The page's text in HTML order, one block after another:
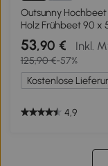
Outsunny Hochbeet
Holz Frühbeet 90 x
cm Gewächstisch mit
Abdeckung
Kräuterbeet
für Garten, Balkon
Terrasse Braun
53,90 € Inkl.
125,90 €-57%
4,9